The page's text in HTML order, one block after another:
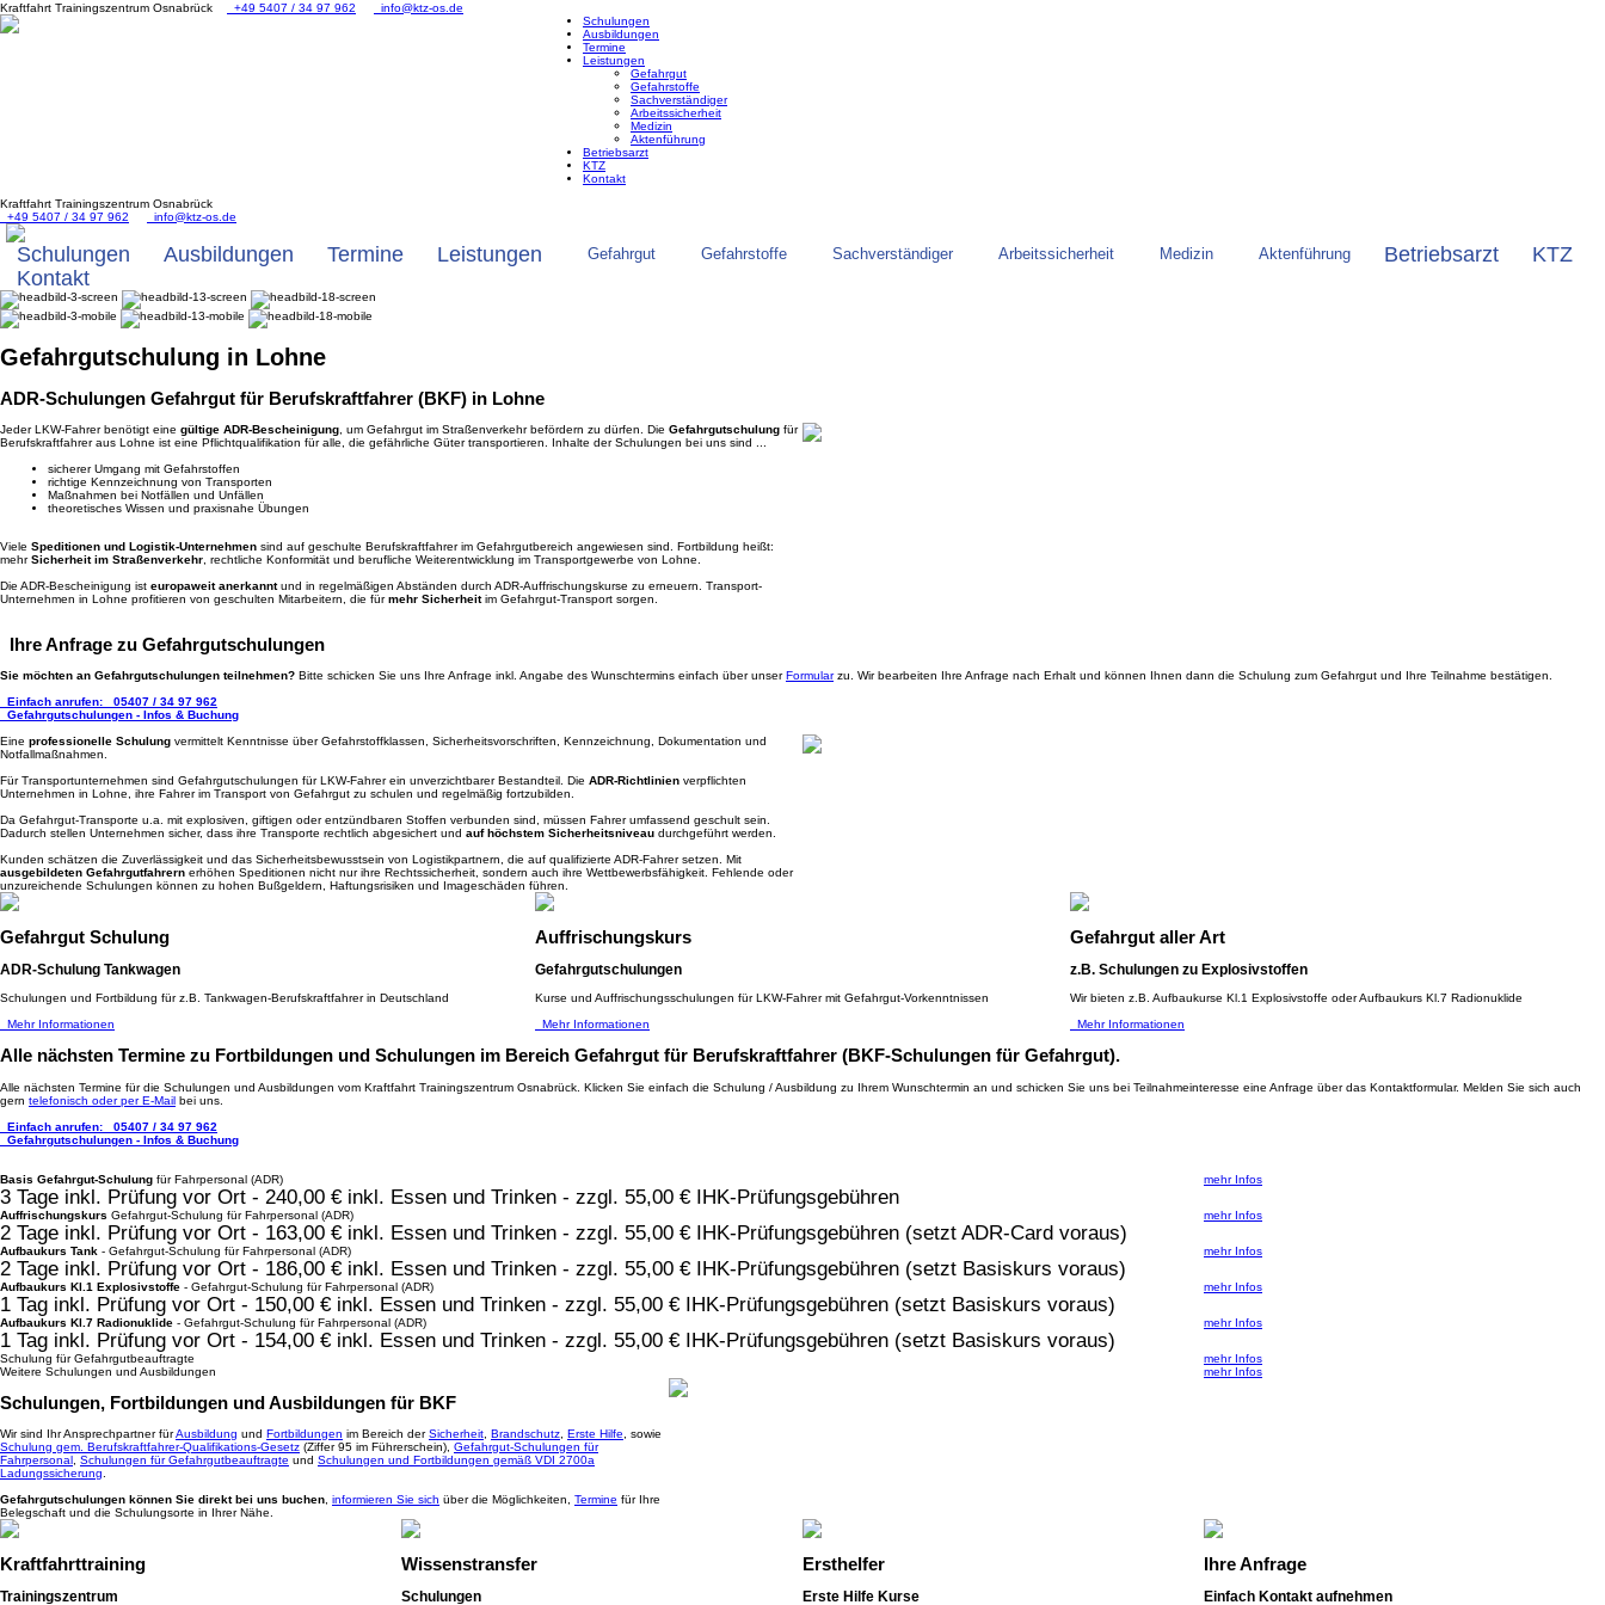
Kraftfahrt Trainingszentrum Osnabrück +49 5407 / 34 97 962
info@ktz-os.de
Schulungen
Ausbildungen
Termine
Leistungen
Gefahrgut
Gefahrstoffe
Sachverständiger
Arbeitssicherheit
Medizin
Aktenführung
Betriebsarzt
KTZ
Kontakt
Kraftfahrt Trainingszentrum Osnabrück
+49 5407 / 34 97 962
info@ktz-os.de
Schulungen Ausbildungen Termine Leistungen Gefahrgut Gefahrstoffe Sachverständiger Arbeitssicherheit Medizin Aktenführung Betriebsarzt
KTZ
Kontakt
Gefahrgutschulung in Lohne
ADR-Schulungen Gefahrgut für Berufskraftfahrer (BKF) in Lohne
Jeder LKW-Fahrer benötigt eine gültige ADR-Bescheinigung, um Gefahrgut im Straßenverkehr befördern zu dürfen. Die Gefahrgutschulung für
Berufskraftfahrer aus Lohne ist eine Pflichtqualifikation für alle, die gefährliche Güter transportieren. Inhalte der Schulungen bei uns sind ...
sicherer Umgang mit Gefahrstoffen
richtige Kennzeichnung von Transporten
Maßnahmen bei Notfällen und Unfällen
theoretisches Wissen und praxisnahe Übungen
Viele Speditionen und Logistik-Unternehmen sind auf geschulte Berufskraftfahrer im Gefahrgutbereich angewiesen sind. Fortbildung heißt:
mehrSicherheit im Straßenverkehr, rechtliche Konformität und berufliche Weiterentwicklung im Transportgewerbe von Lohne.
Die ADR-Bescheinigung ist europaweit anerkanntund in regelmäßigen Abständen durch ADR-Auffrischungskurse zu erneuern. Transport-
Unternehmen in Lohne profitieren von geschulten Mitarbeitern, die fürmehr Sicherheitim Gefahrgut-Transport sorgen.
Ihre Anfrage zu Gefahrgutschulungen
Sie möchten an Gefahrgutschulungen teilnehmen? Bitte schicken Sie uns Ihre Anfrage inkl. Angabe des Wunschtermins einfach über unserFormularzu. Wir bearbeiten Ihre Anfrage nach Erhalt und können Ihnen dann die Schulung zum Gefahrgut und Ihre Teilnahme bestätigen.
Einfach anrufen:
05407 / 34 97 962
Gefahrgutschulungen - Infos & Buchung
Eine professionelle Schulung vermittelt Kenntnisse über Gefahrstoffklassen, Sicherheitsvorschriften, Kennzeichnung, Dokumentation und
Notfallmaßnahmen.
Für Transportunternehmen sind Gefahrgutschulungen für LKW-Fahrer ein unverzichtbarer Bestandteil. Die ADR-Richtlinien verpflichten
Unternehmen in Lohne, ihre Fahrer im Transport von Gefahrgut zu schulen und regelmäßig fortzubilden.
Da Gefahrgut-Transporte u.a. mit explosiven, giftigen oder entzündbaren Stoffen verbunden sind, müssen Fahrer umfassend geschult sein.
Dadurch stellen Unternehmen sicher, dass ihre Transporte rechtlich abgesichert und auf höchstem Sicherheitsniveau durchgeführt werden.
Kunden schätzen die Zuverlässigkeit und das Sicherheitsbewusstsein von Logistikpartnern, die auf qualifizierte ADR-Fahrer setzen. Mit
ausgebildeten Gefahrgutfahrern erhöhen Speditionen nicht nur ihre Rechtssicherheit, sondern auch ihre Wettbewerbsfähigkeit. Fehlende oder
unzureichende Schulungen können zu hohen Bußgeldern, Haftungsrisiken und Imageschäden führen.
Gefahrgut Schulung
ADR-Schulung Tankwagen
Schulungen und Fortbildung für z.B. Tankwagen-Berufskraftfahrer in Deutschland
Mehr Informationen
Auffrischungskurs
Gefahrgutschulungen
Kurse und Auffrischungsschulungen für LKW-Fahrer mit Gefahrgut-Vorkenntnissen
Mehr Informationen
Gefahrgut aller Art
z.B. Schulungen zu Explosivstoffen
Wir bieten z.B. Aufbaukurse Kl.1 Explosivstoffe oder Aufbaukurs Kl.7 Radionuklide
Mehr Informationen
Alle nächsten Termine zu Fortbildungen und Schulungen im Bereich Gefahrgut für Berufskraftfahrer (BKF-Schulungen für Gefahrgut).
Alle nächsten Termine für die Schulungen und Ausbildungen vom Kraftfahrt Trainingszentrum Osnabrück. Klicken Sie einfach die Schulung / Ausbildung zu Ihrem Wunschtermin an und schicken Sie uns bei Teilnahmeinteresse eine Anfrage über das Kontaktformular. Melden Sie sich auch
gern telefonisch oder per E-Mail bei uns.
Einfach anrufen:
05407 / 34 97 962
Gefahrgutschulungen - Infos & Buchung
Basis Gefahrgut-Schulung für Fahrpersonal (ADR)
3 Tage inkl. Prüfung vor Ort - 240,00 € inkl. Essen und Trinken - zzgl. 55,00 € IHK-Prüfungsgebühren
mehr Infos
Auffrischungskurs Gefahrgut-Schulung für Fahrpersonal (ADR)
2 Tage inkl. Prüfung vor Ort - 163,00 € inkl. Essen und Trinken - zzgl. 55,00 € IHK-Prüfungsgebühren (setzt ADR-Card voraus)
mehr Infos
Aufbaukurs Tank - Gefahrgut-Schulung für Fahrpersonal (ADR)
2 Tage inkl. Prüfung vor Ort - 186,00 € inkl. Essen und Trinken - zzgl. 55,00 € IHK-Prüfungsgebühren (setzt Basiskurs voraus)
mehr Infos
Aufbaukurs Kl.1 Explosivstoffe - Gefahrgut-Schulung für Fahrpersonal (ADR)
1 Tag inkl. Prüfung vor Ort - 150,00 € inkl. Essen und Trinken - zzgl. 55,00 € IHK-Prüfungsgebühren (setzt Basiskurs voraus)
mehr Infos
Aufbaukurs Kl.7 Radionuklide - Gefahrgut-Schulung für Fahrpersonal (ADR)
1 Tag inkl. Prüfung vor Ort - 154,00 € inkl. Essen und Trinken - zzgl. 55,00 € IHK-Prüfungsgebühren (setzt Basiskurs voraus)
mehr Infos
Schulung für Gefahrgutbeauftragte
mehr Infos
Weitere Schulungen und Ausbildungen
mehr Infos
Schulungen, Fortbildungen und Ausbildungen für BKF
Wir sind Ihr Ansprechpartner fürAusbildung und Fortbildungen im Bereich derSicherheit, Brandschutz, Erste Hilfe, sowie
Schulung gem. Berufskraftfahrer-Qualifikations-Gesetz (Ziffer 95 im Führerschein), Gefahrgut-Schulungen für
Fahrpersonal , Schulungen für Gefahrgutbeauftragte und Schulungen und Fortbildungen gemäß VDI 2700a
Ladungssicherung.
Gefahrgutschulungen können Sie direkt bei uns buchen, informieren Sie sich über die Möglichkeiten, Termine für Ihre
Belegschaft und die Schulungsorte in Ihrer Nähe.
Kraftfahrttraining
Trainingszentrum
Wissenstransfer
Schulungen
Ersthelfer
Erste Hilfe Kurse
Ihre Anfrage
Einfach Kontakt aufnehmen